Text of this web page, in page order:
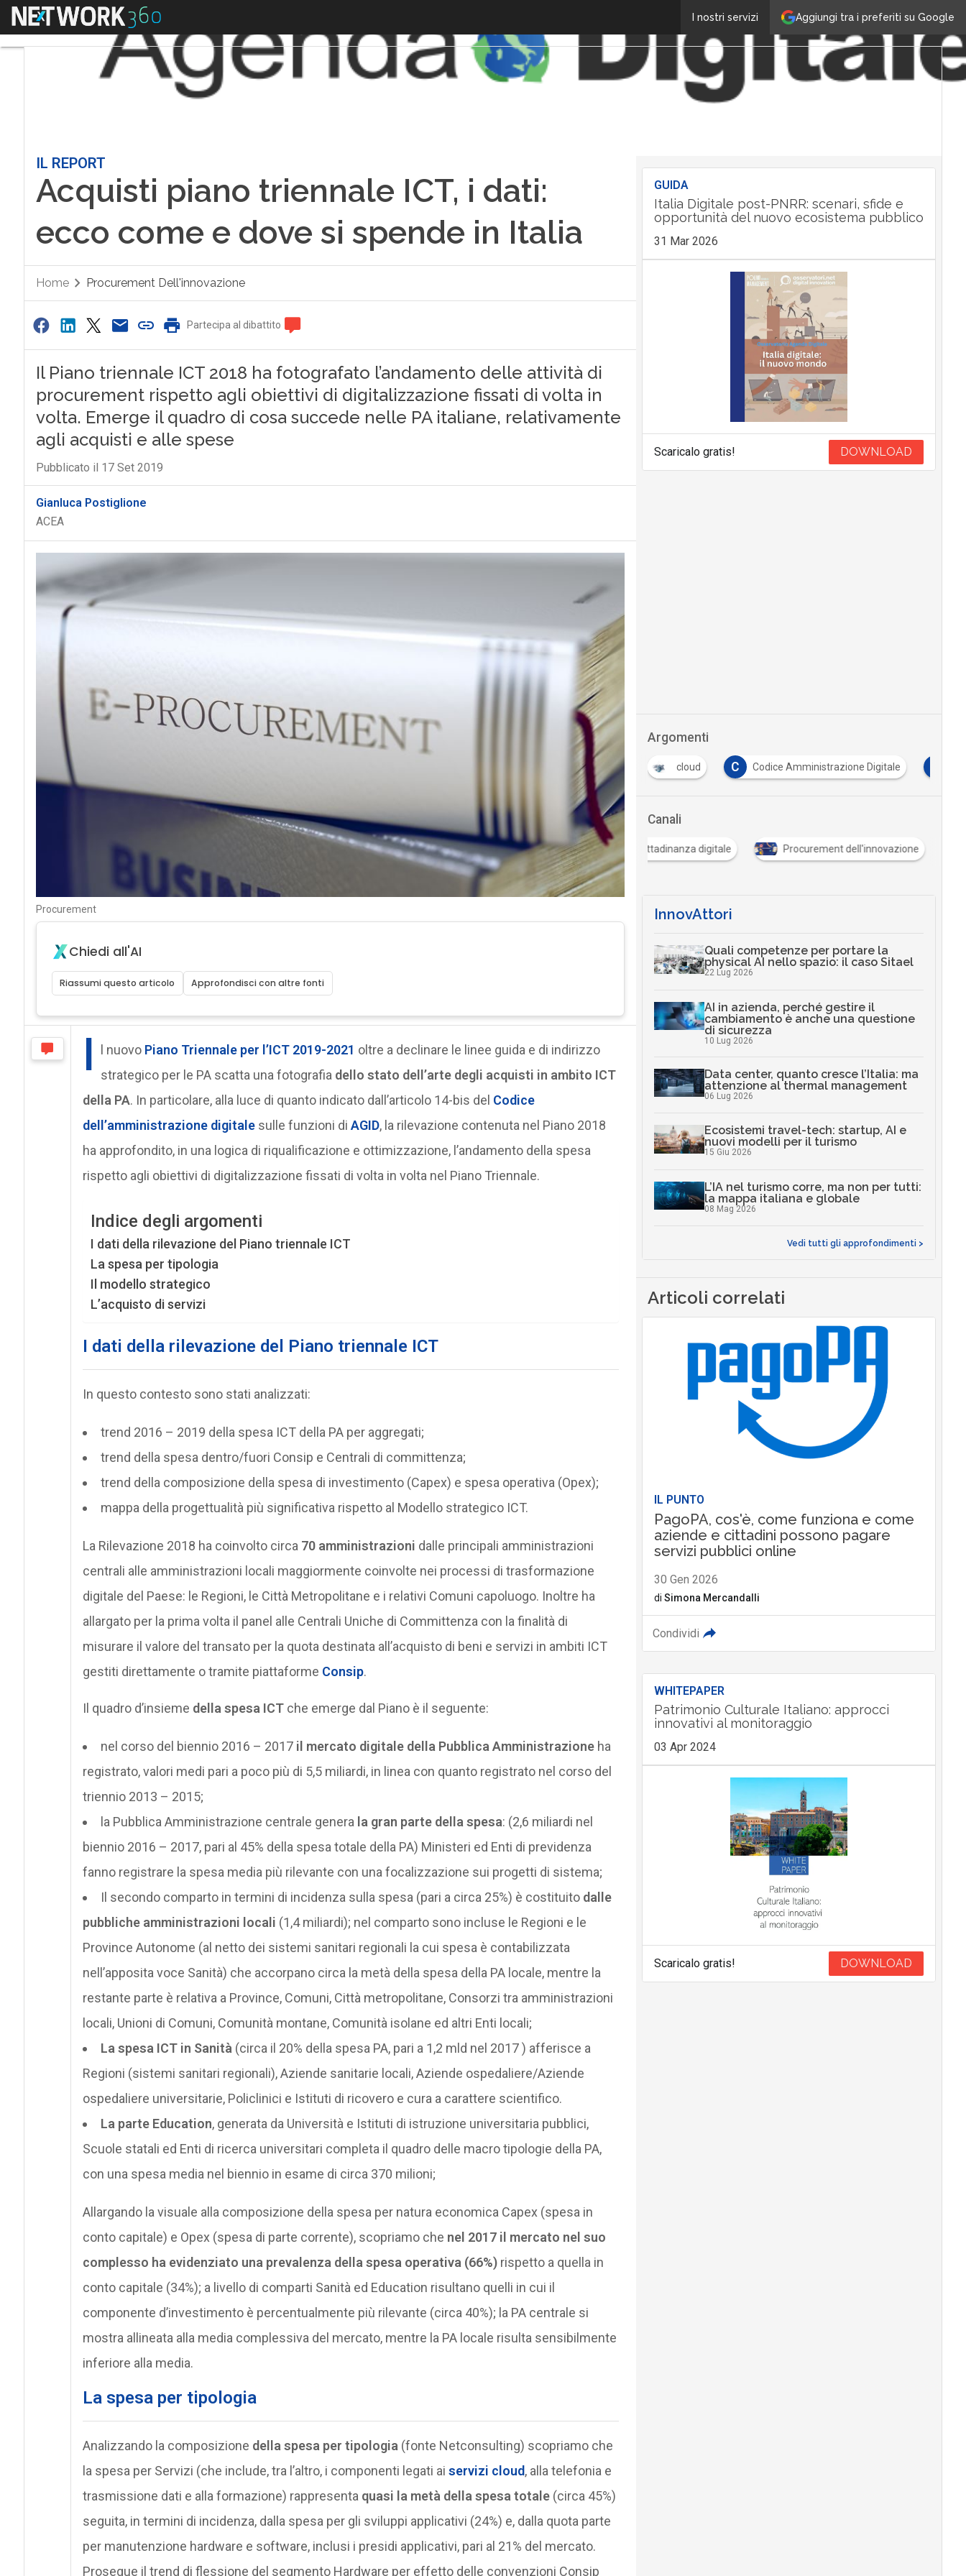
Aggiungi tra i preferiti su Google
I nostri servizi
Menu
IL REPORT
Acquisti piano triennale ICT, i dati:
ecco come e dove si spende in Italia
Home Procurement Dell'innovazione
Partecipa al dibattito
Il Piano triennale ICT 2018 ha fotografato l’andamento delle attività di
procurement rispetto agli obiettivi di digitalizzazione fissati di volta in
volta. Emerge il quadro di cosa succede nelle PA italiane, relativamente
agli acquisti e alle spese
Pubblicato il 17 Set 2019
Gianluca Postiglione
ACEA
Procurement
Chiedi all'AI
Riassumi questo articolo Approfondisci con altre fonti
I l nuovo Piano Triennale per l’ICT 2019-2021 oltre a declinare le linee guida e di indirizzo
strategico per le PA scatta una fotografia dello stato dell’arte degli acquisti in ambito ICT
della PA. In particolare, alla luce di quanto indicato dall’articolo 14-bis del Codice
dell’amministrazione digitalesulle funzioni di AGID, la rilevazione contenuta nel Piano 2018
ha approfondito, in una logica di riqualificazione e ottimizzazione, l’andamento della spesa
rispetto agli obiettivi di digitalizzazione fissati di volta in volta nel Piano Triennale.
Indice degli argomenti
I dati della rilevazione del Piano triennale ICT
La spesa per tipologia
Il modello strategico
L’acquisto di servizi
I dati della rilevazione del Piano triennale ICT
In questo contesto sono stati analizzati:
trend 2016 – 2019 della spesa ICT della PA per aggregati;
trend della spesa dentro/fuori Consip e Centrali di committenza;
trend della composizione della spesa di investimento (Capex) e spesa operativa (Opex);
mappa della progettualità più significativa rispetto al Modello strategico ICT.
La Rilevazione 2018 ha coinvolto circa 70 amministrazioni dalle principali amministrazioni
centrali alle amministrazioni locali maggiormente coinvolte nei processi di trasformazione
digitale del Paese: le Regioni, le Città Metropolitane e i relativi Comuni capoluogo. Inoltre ha
allargato per la prima volta il panel alle Centrali Uniche di Committenza con la finalità di
misurare il valore del transato per la quota destinata all’acquisto di beni e servizi in ambiti ICT
gestiti direttamente o tramite piattaforme Consip.
Il quadro d’insieme della spesa ICTche emerge dal Piano è il seguente:
nel corso del biennio 2016 – 2017il mercato digitale della Pubblica Amministrazioneha
registrato, valori medi pari a poco più di 5,5 miliardi, in linea con quanto registrato nel corso del
triennio 2013 – 2015;
la Pubblica Amministrazione centrale genera la gran parte della spesa: (2,6 miliardi nel
biennio 2016 – 2017, pari al 45% della spesa totale della PA) Ministeri ed Enti di previdenza
fanno registrare la spesa media più rilevante con una focalizzazione sui progetti di sistema;
Il secondo comparto in termini di incidenza sulla spesa (pari a circa 25%) è costituito dalle
pubbliche amministrazioni locali (1,4 miliardi); nel comparto sono incluse le Regioni e le
Province Autonome (al netto dei sistemi sanitari regionali la cui spesa è contabilizzata
nell’apposita voce Sanità) che accorpano circa la metà della spesa della PA locale, mentre la
restante parte è relativa a Province, Comuni, Città metropolitane, Consorzi tra amministrazioni
locali, Unioni di Comuni, Comunità montane, Comunità isolane ed altri Enti locali;
La spesa ICT in Sanità (circa il 20% della spesa PA, pari a 1,2 mld nel 2017 ) afferisce a
Regioni (sistemi sanitari regionali), Aziende sanitarie locali, Aziende ospedaliere/Aziende
ospedaliere universitarie, Policlinici e Istituti di ricovero e cura a carattere scientifico.
La parte Education, generata da Università e Istituti di istruzione universitaria pubblici,
Scuole statali ed Enti di ricerca universitari completa il quadro delle macro tipologie della PA,
con una spesa media nel biennio in esame di circa 370 milioni;
Allargando la visuale alla composizione della spesa per natura economica Capex (spesa in
conto capitale) e Opex (spesa di parte corrente), scopriamo che nel 2017 il mercato nel suo
complesso ha evidenziato una prevalenza della spesa operativa (66%)rispetto a quella in
conto capitale (34%); a livello di comparti Sanità ed Education risultano quelli in cui il
componente d’investimento è percentualmente più rilevante (circa 40%); la PA centrale si
mostra allineata alla media complessiva del mercato, mentre la PA locale risulta sensibilmente
inferiore alla media.
La spesa per tipologia
Analizzando la composizione della spesa per tipologia (fonte Netconsulting) scopriamo che
la spesa per Servizi (che include, tra l’altro, i componenti legati ai servizi cloud, alla telefonia e
trasmissione dati e alla formazione) rappresenta quasi la metà della spesa totale(circa 45%)
seguita, in termini di incidenza, dalla spesa per gli sviluppi applicativi (24%) e, dalla quota parte
per manutenzione hardware e software, inclusi i presidi applicativi, pari al 21% del mercato.
Prosegue il trend di flessione del segmento Hardware per effetto delle convenzioni Consip
GUIDA
Italia Digitale post-PNRR: scenari, sfide e
opportunità del nuovo ecosistema pubblico
31 Mar 2026
Scaricalo gratis! DOWNLOAD
Argomenti
cloud C Codice Amministrazione Digitale C consip
Canali
Cittadinanza digitale Procurement dell'innovazione
InnovAttori
Quali competenze per portare la
physical AI nello spazio: il caso Sitael
22 Lug 2026
AI in azienda, perché gestire il
cambiamento è anche una questione
di sicurezza
10 Lug 2026
Data center, quanto cresce l’Italia: ma
attenzione al thermal management
06 Lug 2026
Ecosistemi travel-tech: startup, AI e
nuovi modelli per il turismo
15 Giu 2026
L’IA nel turismo corre, ma non per tutti:
la mappa italiana e globale
08 Mag 2026
Vedi tutti gli approfondimenti >
Articoli correlati
IL PUNTO
PagoPA, cos'è, come funziona e come
aziende e cittadini possono pagare
servizi pubblici online
30 Gen 2026
di Simona Mercandalli
Condividi
WHITEPAPER
Patrimonio Culturale Italiano: approcci
innovativi al monitoraggio
03 Apr 2024
Scaricalo gratis! DOWNLOAD